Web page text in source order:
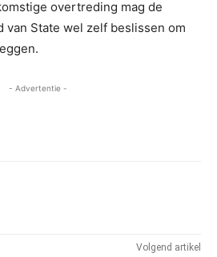
overtreding mag de
van State wel zelf beslissen om
- Advertentie -
Volgend artikel